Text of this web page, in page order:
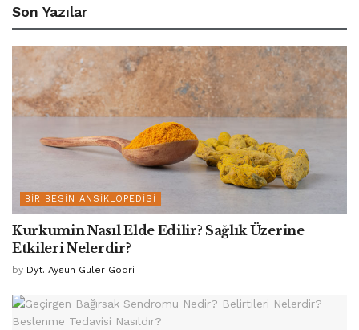
Son Yazılar
BIR BESIN ANSIKLOPEDISI
Kurkumin Nasıl Elde Edilir? Sağlık Üzerine
Etkileri Nelerdir?
by Dyt. Aysun Güler Godri